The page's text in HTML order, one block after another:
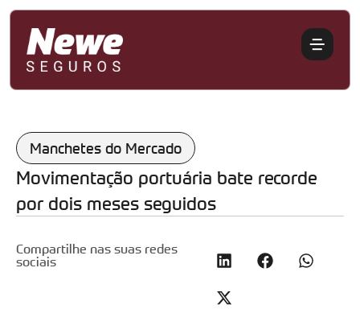
Manchetes do Mercado
Movimentação portuária bate recorde
por dois meses seguidos
Compartilhe nas suas redes
sociais